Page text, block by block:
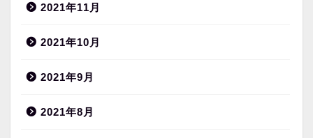
2021年11月
2021年10月
2021年9月
2021年8月